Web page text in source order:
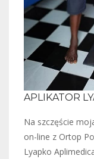
APLIKATOR
Na szczęście
on-line z Ortop
Lyapko